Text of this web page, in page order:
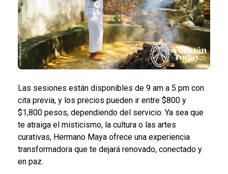
Las sesiones están disponibles de 9 am a 5 pm con
cita previa, y los precios pueden ir entre $800 y
$1,800 pesos, dependiendo del servicio. Ya sea que
te atraiga el misticismo, la cultura o las artes
curativas, Hermano Maya ofrece una experiencia
transformadora que te dejará renovado, conectado y
en paz.